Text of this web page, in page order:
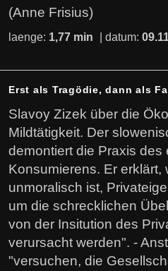
(Anne Frisius)
laenge: 1,77 min | datum:
Erst als Tragödie, dann als
Slavoy Zizek über die
Mildtätigkeit. Der
demontiert die Praxis des
Konsumierens. Er erklärt,
unmoralisch ist,
um die schrecklichen
von der Insitution des
verursacht werden". -
"versuchen, die